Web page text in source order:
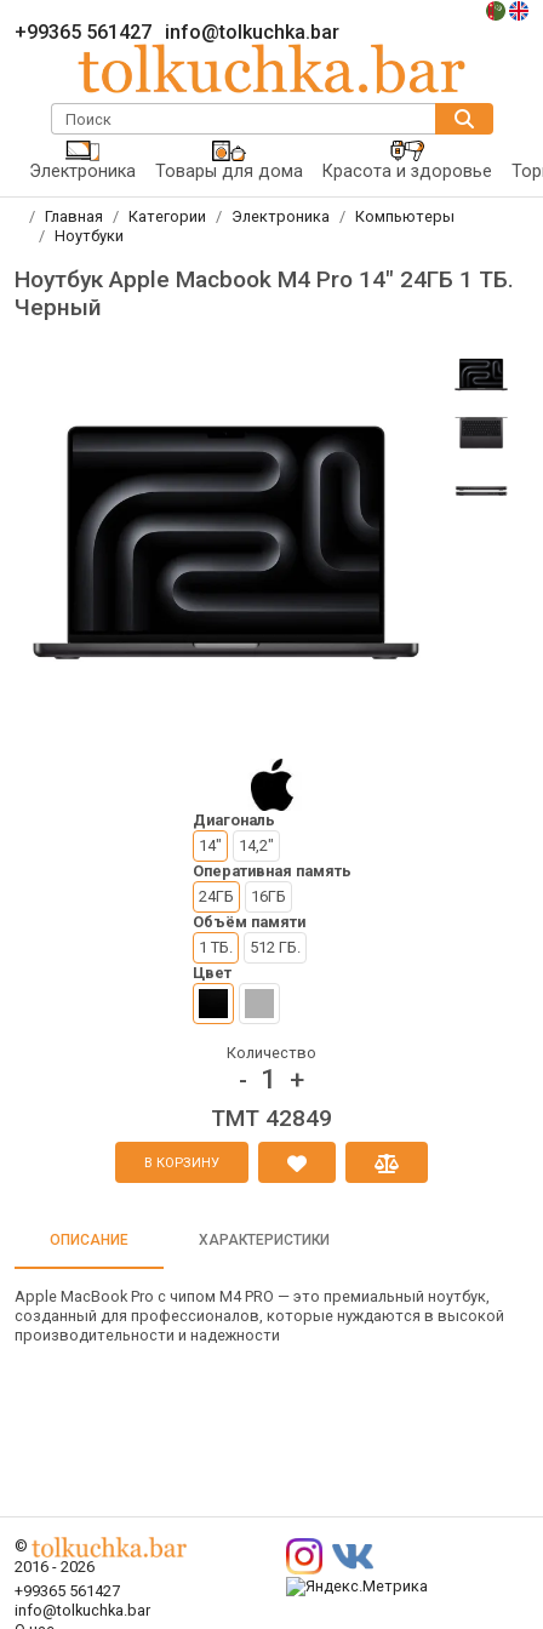
+99365 561427 info@tolkuchka.bar
Поиск
Электроника Товары для дома Красота и здоровье
Главная Категории Электроника
Компьютеры
Ноутбуки
Ноутбук Apple Macbook M4 Pro 14" 24ГБ 1 ТБ.
Черный
Диагональ
14"
14,2"
Оперативная память
24ГБ
16ГБ
Объём памяти
1 ТБ.
512 ГБ.
Цвет
Количество
- 1 +
TMT 42849
В КОРЗИНУ
ОПИСАНИЕ ХАРАКТЕРИСТИКИ
Apple MacBook Pro с чипом M4 PRO — это премиальный ноутбук,
созданный для профессионалов, которые нуждаются в высокой
производительности и надежности
©
2016 - 2026
+99365 561427
info@tolkuchka.bar